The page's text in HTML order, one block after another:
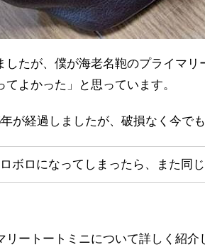
したが、僕が海老名鞄のプライマ
てよかった」と思っています。
が経過しましたが、破損なく今でも
ボロになってしまったら、また同
リートートミニについて詳しく紹